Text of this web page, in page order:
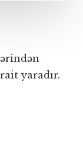
yaradır.